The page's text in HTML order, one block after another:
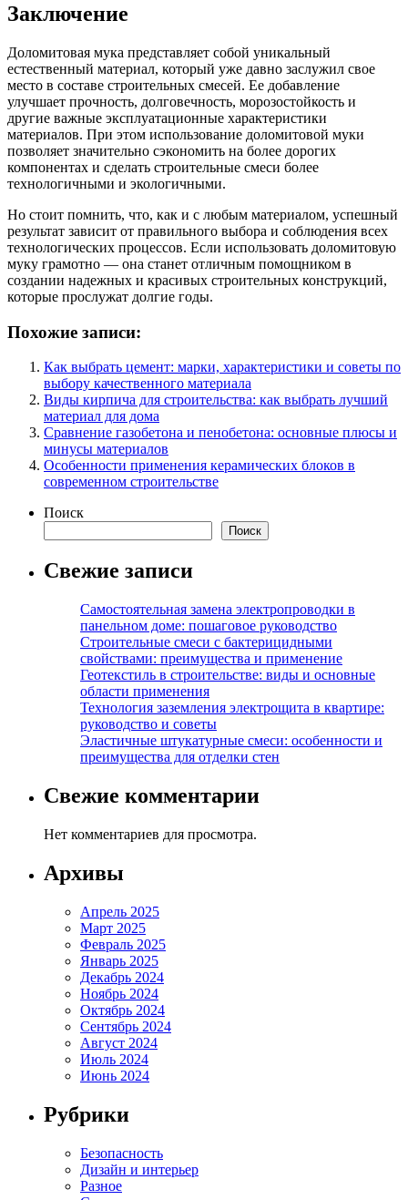
Заключение
Доломитовая мука представляет собой уникальный
естественный материал, который уже давно заслужил свое
место в составе строительных смесей. Ее добавление
улучшает прочность, долговечность, морозостойкость и
другие важные эксплуатационные характеристики
материалов. При этом использование доломитовой муки
позволяет значительно сэкономить на более дорогих
компонентах и сделать строительные смеси более
технологичными и экологичными.
Но стоит помнить, что, как и с любым материалом, успешный
результат зависит от правильного выбора и соблюдения всех
технологических процессов. Если использовать доломитовую
муку грамотно — она станет отличным помощником в
создании надежных и красивых строительных конструкций,
которые прослужат долгие годы.
Похожие записи:
Как выбрать цемент: марки, характеристики и советы по
выбору качественного материала
Виды кирпича для строительства: как выбрать лучший
материал для дома
Сравнение газобетона и пенобетона: основные плюсы и
минусы материалов
Особенности применения керамических блоков в
современном строительстве
Поиск
Поиск
Свежие записи
Самостоятельная замена электропроводки в
панельном доме: пошаговое руководство
Строительные смеси с бактерицидными
свойствами: преимущества и применение
Геотекстиль в строительстве: виды и основные
области применения
Технология заземления электрощита в квартире:
руководство и советы
Эластичные штукатурные смеси: особенности и
преимущества для отделки стен
Свежие комментарии
Нет комментариев для просмотра.
Архивы
Апрель 2025
Март 2025
Февраль 2025
Январь 2025
Декабрь 2024
Ноябрь 2024
Октябрь 2024
Сентябрь 2024
Август 2024
Июль 2024
Июнь 2024
Рубрики
Безопасность
Дизайн и интерьер
Разное